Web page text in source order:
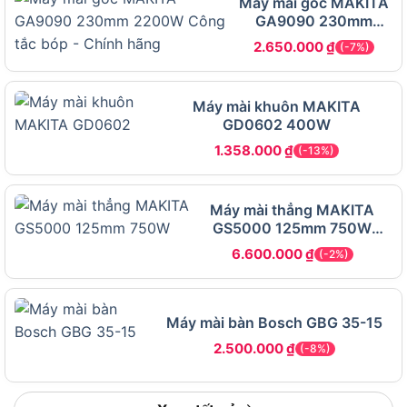
Điểm mạnh của máy mài khuôn
Ingco MG13328 – Đáng đầu tư trong
phân khúc phổ thông
GA9090 230mm
2200W Công tắc bóp
2.650.000₫ (-7%)
Máy mài khuôn MAKITA
GD0602 400W
1.358.000₫ (-13%)
Máy mài thẳng MAKITA
GS5000 125mm 750W
Chính hãng – Giá rẻ
6.600.000₫ (-2%)
Máy mài bàn Bosch GBG 35-15
2.500.000₫ (-8%)